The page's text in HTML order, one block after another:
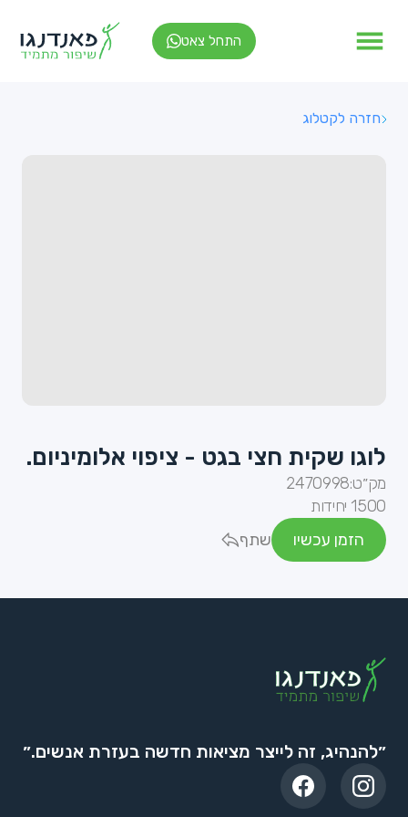
התחל צאט
חזרה לקטלוג
לוגו שקית חצי בגט - ציפוי אלומיניום.
מק״ט:2470998
1500 יחידות
הזמן עכשיו
שתף
״להנהיג, זה לייצר מציאות חדשה בעזרת אנשים.״